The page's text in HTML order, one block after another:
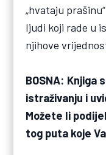
„hvataju
ljudi koji rade u
njihove
BOSNA: Knjiga
istraživanju i
Možete li
tog puta koje